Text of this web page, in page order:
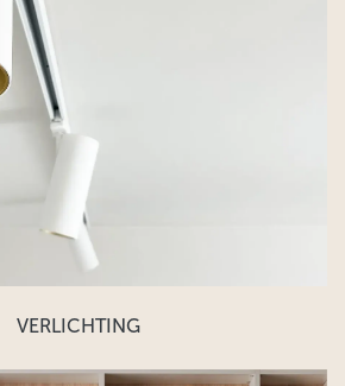
VERLICHTING